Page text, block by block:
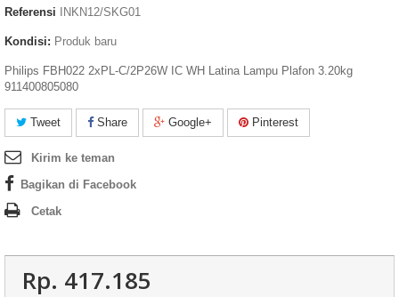
Referensi INKN12/SKG01
Kondisi: Produk baru
Philips FBH022 2xPL-C/2P26W IC WH Latina Lampu Plafon 3.20kg
911400805080
Tweet Share Google+ Pinterest
Kirim ke teman
Bagikan di Facebook
Cetak
Rp‎. 417.185